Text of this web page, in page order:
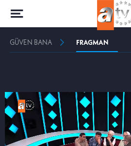
GÜVEN BANA FRAGMAN